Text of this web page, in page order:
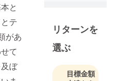
と
テ
があ
て
ぼ
ろ、だんだ
んと自作し
てみたいと
いう願望が
芽生え始
リターンを
選ぶ
目標金額